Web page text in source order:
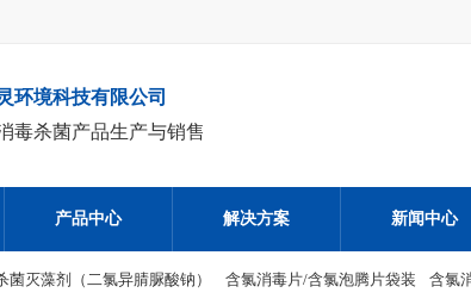
环境科技有限公司
毒杀菌产品生产与销售
产品中心 解决方案 新闻中心
灭藻剂​（二氯异腈脲酸钠） 含氯消毒片/含氯泡腾片袋装 含氯